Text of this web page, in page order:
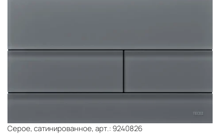
Серое, сатинированное, арт.: 9240826